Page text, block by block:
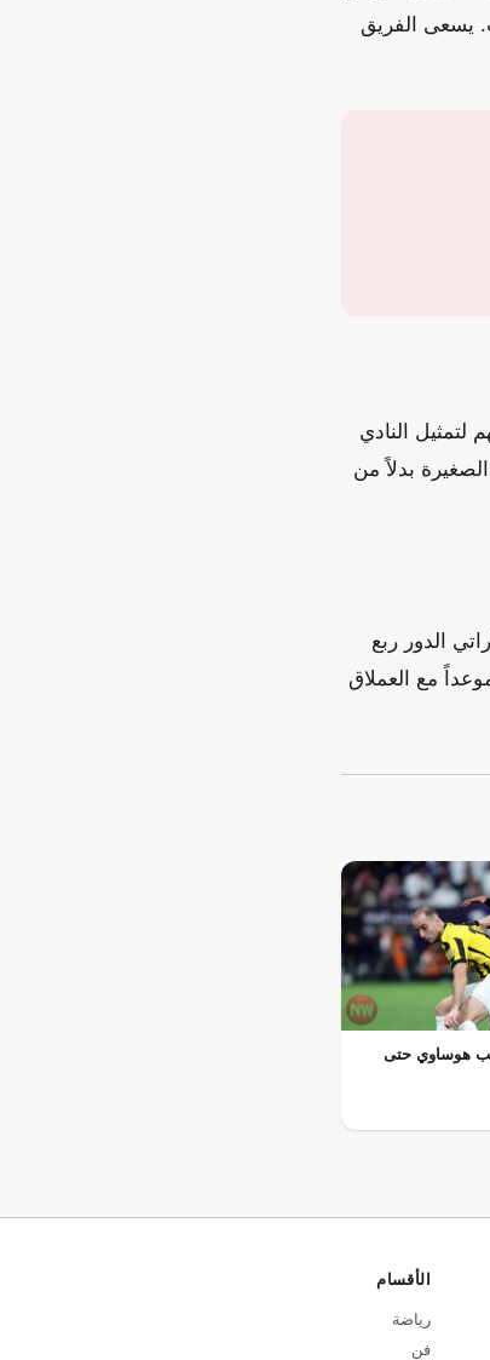
يسعى الفريق
لتمثيل النادي
بدلاً من
الكونغولي بنتيجة 3-2 في مجموع مباراتي الدور ربع
مع العملاق
هوساوي حتى
الأقسام
رياضة
فن